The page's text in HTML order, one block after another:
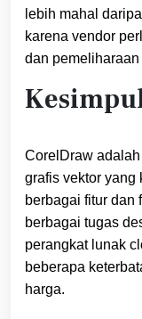
lebih mahal
karena vendor
dan
CorelDraw
grafis vektor yang
berbagai fitur dan
berbagai tugas
perangkat lunak
beberapa
harga.